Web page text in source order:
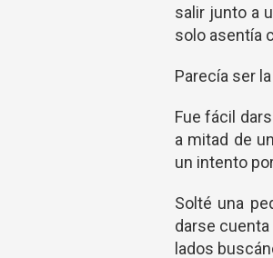
salir junto a
solo asentía
Parecía ser
Fue fácil
a mitad de
un intento
Solté una
darse
lados